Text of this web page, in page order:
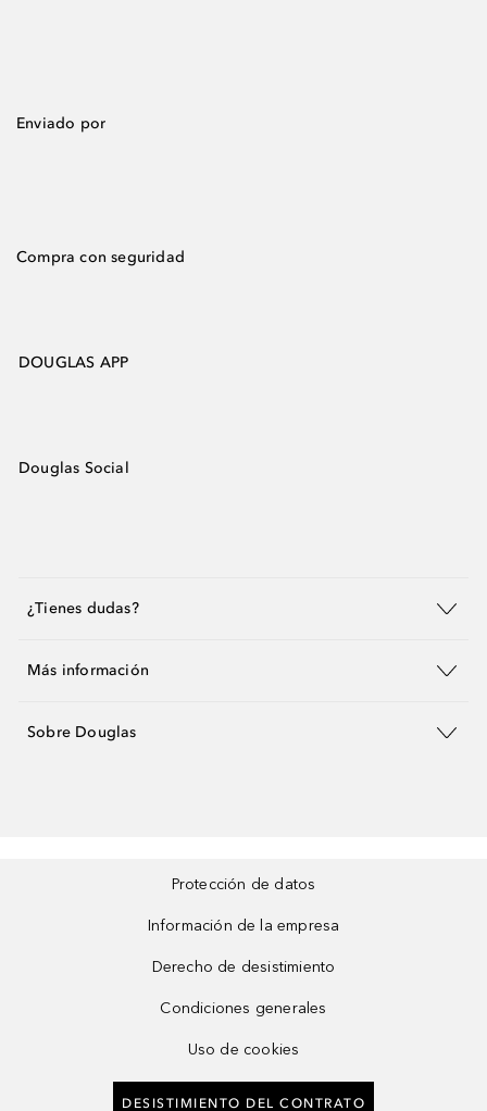
Enviado por
Compra con seguridad
DOUGLAS APP
Douglas Social
¿Tienes dudas?
Más información
Sobre Douglas
Protección de datos
Información de la empresa
Derecho de desistimiento
Condiciones generales
Uso de cookies
DESISTIMIENTO DEL CONTRATO